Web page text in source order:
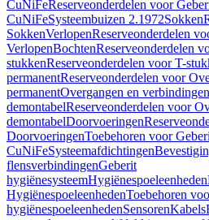
CuNiFeReserveonderdelen voor
CuNiFeSysteembuizen 2.1972Sokken
SokkenVerlopenReserveonderdelen
VerlopenBochtenReserveonderdelen
stukkenReserveonderdelen voor T-
permanentReserveonderdelen voor
permanentOvergangen en
demontabelReserveonderdelen voor
demontabelDoorvoeringen
DoorvoeringenToebehoren voor
CuNiFeSysteemafdichtingen
flensverbindingenGeberit
hygiënesysteemHygiënespoeleenheden
HygiënespoeleenhedenToebehoren
hygiënespoeleenhedenSensorenKabels